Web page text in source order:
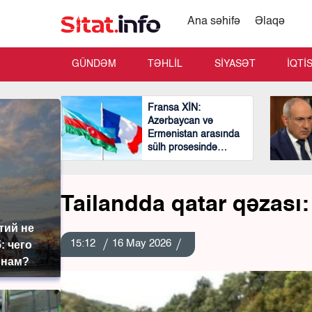
не
чего
Ana səhifə Əlaqə
GÜNDƏM TƏHLİL SİYASƏT
Fransa XİN:
Azərbaycan və
Ermənistan arasında
sülh prosesində
mühüm və cəsarətli
Tailandda qatar
15:12 16 May 2026